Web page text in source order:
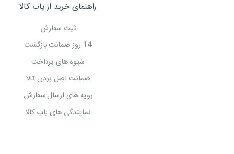
راهنمای خرید از یاب کالا
ثبت سفارش
14 روز ضمانت بازگشت
شیوه های پرداخت
ضمانت اصل بودن کالا
رویه های ارسال سفارش
نمایندگی های یاب کالا